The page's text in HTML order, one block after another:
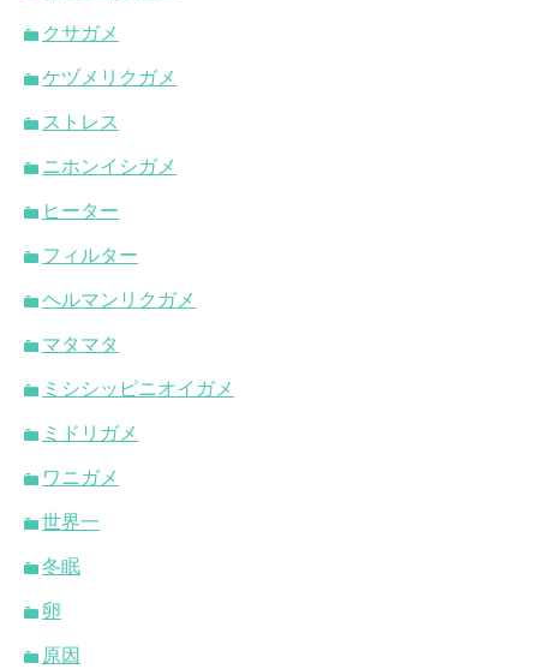
クサガメ
ケヅメリクガメ
ストレス
ニホンイシガメ
ヒーター
フィルター
ヘルマンリクガメ
マタマタ
ミシシッピニオイガメ
ミドリガメ
ワニガメ
世界一
冬眠
卵
原因